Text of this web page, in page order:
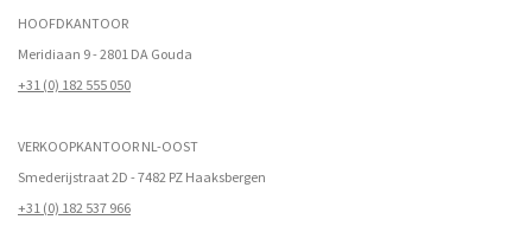
HOOFDKANTOOR
Meridiaan 9 - 2801 DA Gouda
+31 (0) 182 555 050
VERKOOPKANTOOR NL-OOST
Smederijstraat 2D - 7482 PZ Haaksbergen
+31 (0) 182 537 966